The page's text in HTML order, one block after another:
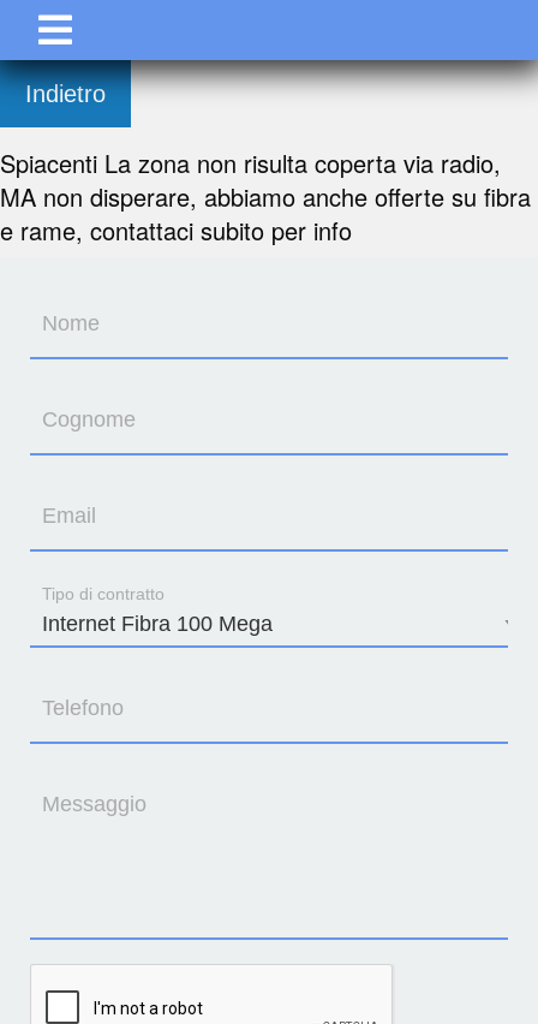
Indietro
Spiacenti La zona non risulta coperta via radio,
MA non disperare, abbiamo anche offerte su fibra
e rame, contattaci subito per info
Nome
Cognome
Email
Tipo di contratto
Telefono
Messaggio